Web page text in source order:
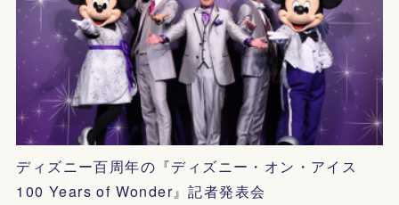
ディズニー百周年の『ディズニー・オン・アイス
100 Years of Wonder』記者発表会